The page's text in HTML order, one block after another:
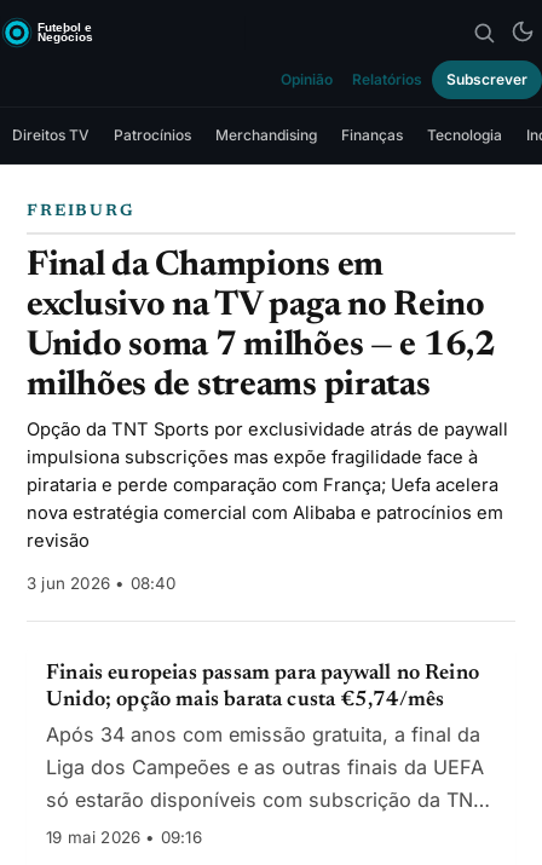
Opinião Relatórios Subscrever
Direitos TV Patrocínios Merchandising Finanças Tecnologia
FREIBURG
Final da Champions em
exclusivo na TV paga no Reino
Unido soma 7 milhões — e 16,2
milhões de streams piratas
Opção da TNT Sports por exclusividade atrás de paywall
impulsiona subscrições mas expõe fragilidade face à
pirataria e perde comparação com França; Uefa acelera
nova estratégia comercial com Alibaba e patrocínios em
revisão
3 jun 2026 • 08:40
Finais europeias passam para paywall no Reino
Unido; opção mais barata custa €5,74/mês
Após 34 anos com emissão gratuita, a final da
Liga dos Campeões e as outras finais da UEFA
só estarão disponíveis com subscrição da TNT
Sports ou HBO Max no Reino Unido.
19 mai 2026 • 09:16